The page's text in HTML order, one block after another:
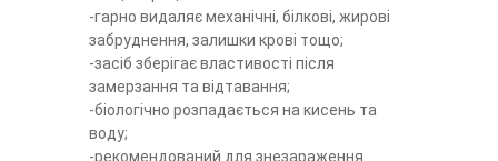
-гарно видаляє механічні, білкові, жирові
забруднення, залишки крові тощо;
-засіб зберігає властивості після
замерзання та відтавання;
-біологічно розпадається на кисень та
воду;
-рекомендований для знезараження